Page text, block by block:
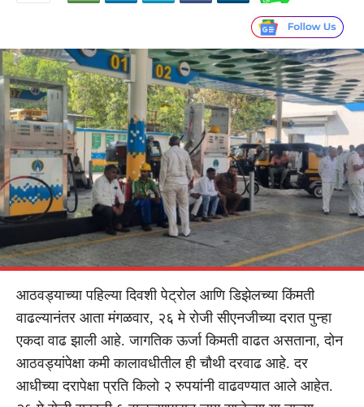
आठवड्याच्या पहिल्या दिवशी पेट्रोल आणि डिझेलच्या किंमती
वाढल्यानंतर आता मंगळवार, २६ मे रोजी सीएनजीच्या दरात पुन्हा
एकदा वाढ झाली आहे. जागतिक ऊर्जा किमती वाढत असताना, दोन
आठवड्यांपेक्षा कमी कालावधीतील ही चौथी दरवाढ आहे. दर
आधीच्या दरापेक्षा प्रति किलो २ रुपयांनी वाढवण्यात आले आहेत.